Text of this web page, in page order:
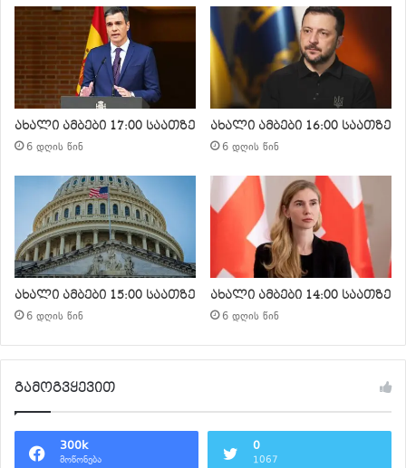
ახალი ამბები 17:00 საათზე
6 დღის წინ
ახალი ამბები 16:00 საათზე
6 დღის წინ
ახალი ამბები 15:00 საათზე
6 დღის წინ
ახალი ამბები 14:00 საათზე
6 დღის წინ
გამოგვყევით
300k
მოწონება
0
1067